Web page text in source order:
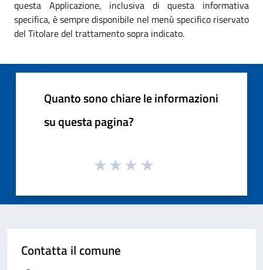
questa Applicazione, inclusiva di questa informativa
specifica, è sempre disponibile nel menù specifico riservato
del Titolare del trattamento sopra indicato.
Quanto sono chiare le informazioni
su questa pagina?
Contatta il comune